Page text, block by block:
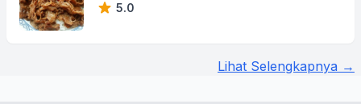
5.0
Lihat Selengkapnya →